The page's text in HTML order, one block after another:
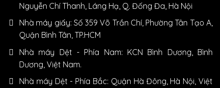
Nguyễn Chí Thanh, Láng Hạ, Q. Đống Đa, Hà Nội
Nhà máy giấy: Số 359 Võ Trần Chí, Phường Tân Tạo A,
Quận Bình Tân, TP.HCM
Nhà máy Dệt - Phía Nam: KCN Bình Dương, Bình
Dương, Việt Nam.
Nhà máy Dệt - Phía Bắc: Quận Hà Đông, Hà Nội, Việt